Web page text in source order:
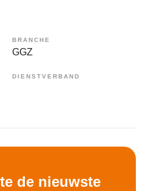
BRANCHE
GGZ
DIENSTVERBAND
de nieuwste